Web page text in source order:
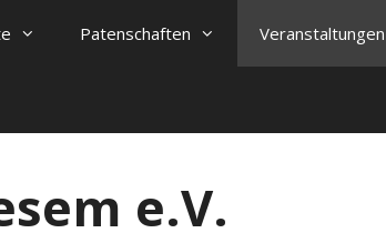
Patenschaften Veranstaltungen
e.V.